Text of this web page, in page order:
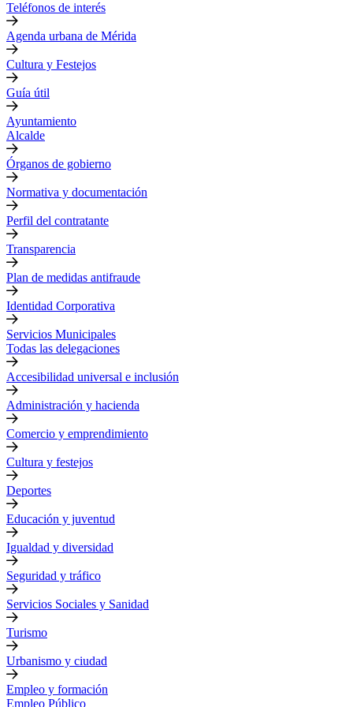
Teléfonos de interés
Agenda urbana de Mérida
Cultura y Festejos
Guía útil
Ayuntamiento
Alcalde
Órganos de gobierno
Normativa y documentación
Perfil del contratante
Transparencia
Plan de medidas antifraude
Identidad Corporativa
Servicios Municipales
Todas las delegaciones
Accesibilidad universal e inclusión
Administración y hacienda
Comercio y emprendimiento
Cultura y festejos
Deportes
Educación y juventud
Igualdad y diversidad
Seguridad y tráfico
Servicios Sociales y Sanidad
Turismo
Urbanismo y ciudad
Empleo y formación
Empleo Público